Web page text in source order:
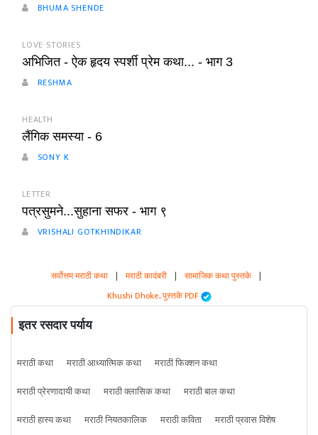
BHUMA SHENDE
LOVE STORIES
अभिजित - ऐक हृदय स्पर्शी प्रेम कथा... - भाग 3
RESHMA
HEALTH
लैंगिक समस्या - 6
SONY K
LETTER
पत्रसुमने...सुहाना सफर - भाग ९
VRISHALI GOTKHINDIKAR
सर्वोत्तम मराठी कथा | मराठी कादंबरी | सामाजिक कथा पुस्तके |
Khushi Dhoke..️️️ पुस्तके PDF
इतर रसदार पर्याय
मराठी कथा मराठी आध्यात्मिक कथा
मराठी फिक्शन कथा
मराठी प्रेरणादायी कथा
मराठी क्लासिक कथा
मराठी बाल कथा
मराठी हास्य कथा
मराठी नियतकालिक मराठी कविता
मराठी प्रवास विशेष